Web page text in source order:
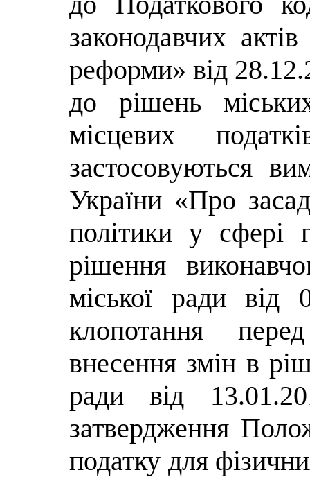
законодавчих
реформи» від
до рішень
місцевих
застосовуються
України «Про
політики у сфері
рішення
міської ради
клопотання
внесення змін в
ради від
затвердження
податку для